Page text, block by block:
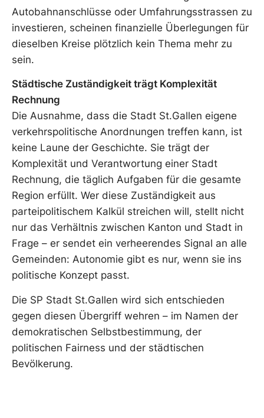
Autobahnanschlüsse oder Umfahrungsstrassen zu
investieren, scheinen finanzielle Überlegungen für
dieselben Kreise plötzlich kein Thema mehr zu
sein.
Städtische Zuständigkeit trägt Komplexität
Rechnung
Die Ausnahme, dass die Stadt St.Gallen eigene
verkehrspolitische Anordnungen treffen kann, ist
keine Laune der Geschichte. Sie trägt der
Komplexität und Verantwortung einer Stadt
Rechnung, die täglich Aufgaben für die gesamte
Region erfüllt. Wer diese Zuständigkeit aus
parteipolitischem Kalkül streichen will, stellt nicht
nur das Verhältnis zwischen Kanton und Stadt in
Frage – er sendet ein verheerendes Signal an alle
Gemeinden: Autonomie gibt es nur, wenn sie ins
politische Konzept passt.
Die SP Stadt St.Gallen wird sich entschieden
gegen diesen Übergriff wehren – im Namen der
demokratischen Selbstbestimmung, der
politischen Fairness und der städtischen
Bevölkerung.